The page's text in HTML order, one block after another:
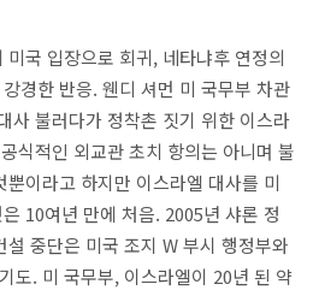
국 입장으로 회귀, 네타냐후 연정의
경한 반응. 웬디 셔먼 미 국무부 차관
사 불러다가 정착촌 짓기 위한 이스라
식적인 외교관 초치 항의는 아니며 불
이라고 하지만 이스라엘 대사를 미
10여년 만에 처음. 2005년 샤론 정
중단은 미국 조지 W 부시 행정부와
도. 미 국무부, 이스라엘이 20년 된 약